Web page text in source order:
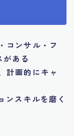
コンサル・フ
ある
計画的にキャ
ンスキルを磨く